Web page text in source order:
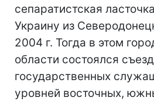
сепаратистская
Украину из
2004 г. Тогда в этом
области состоялся
государственных
уровней восточных,